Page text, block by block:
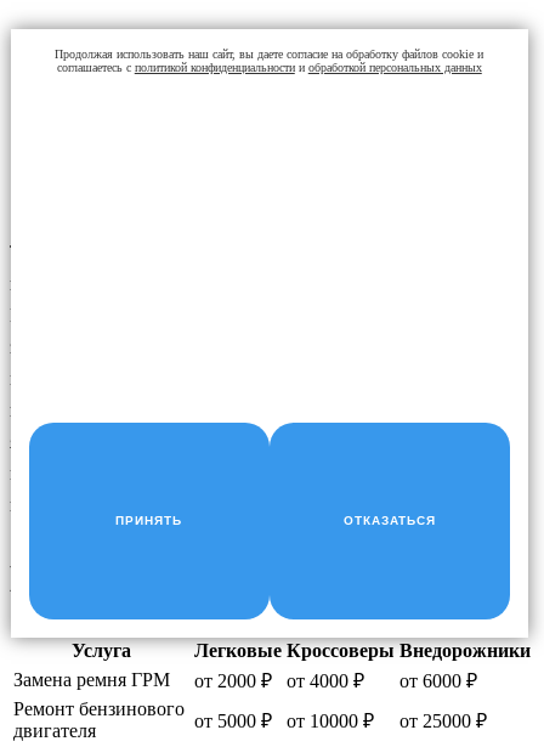
Требования к пробегу отсутствуют, прокладку клапанной
крышки необходимо заменить только в случае ее протечки.
Если прокладка клапанной крышки старая, ее также часто
заменяют во время капитального ремонта двигателя. У
многих автомобилей с большим пробегом наблюдается
некоторое «потение» в области клапанной крышки, что
является нормальным явлением. Если двигатель не теряет
масло, на месте парковки нет капель масла и нет запаха
горелого масла под капотом, это не большая проблема.
НАШИ ЦЕНЫ
Услуга Легковые Кроссоверы Внедорожники
Замена ремня ГРМ
от 2000 ₽ от 4000 ₽
от 6000 ₽
Ремонт бензинового
двигателя
от 5000 ₽ от 10000 ₽ от 25000 ₽
Продолжая использовать наш сайт, вы даете согласие на обработку файлов cookie и
соглашаетесь с политикой конфиденциальностии обработкой персональных данных
ПРИНЯТЬ ОТКАЗАТЬСЯ